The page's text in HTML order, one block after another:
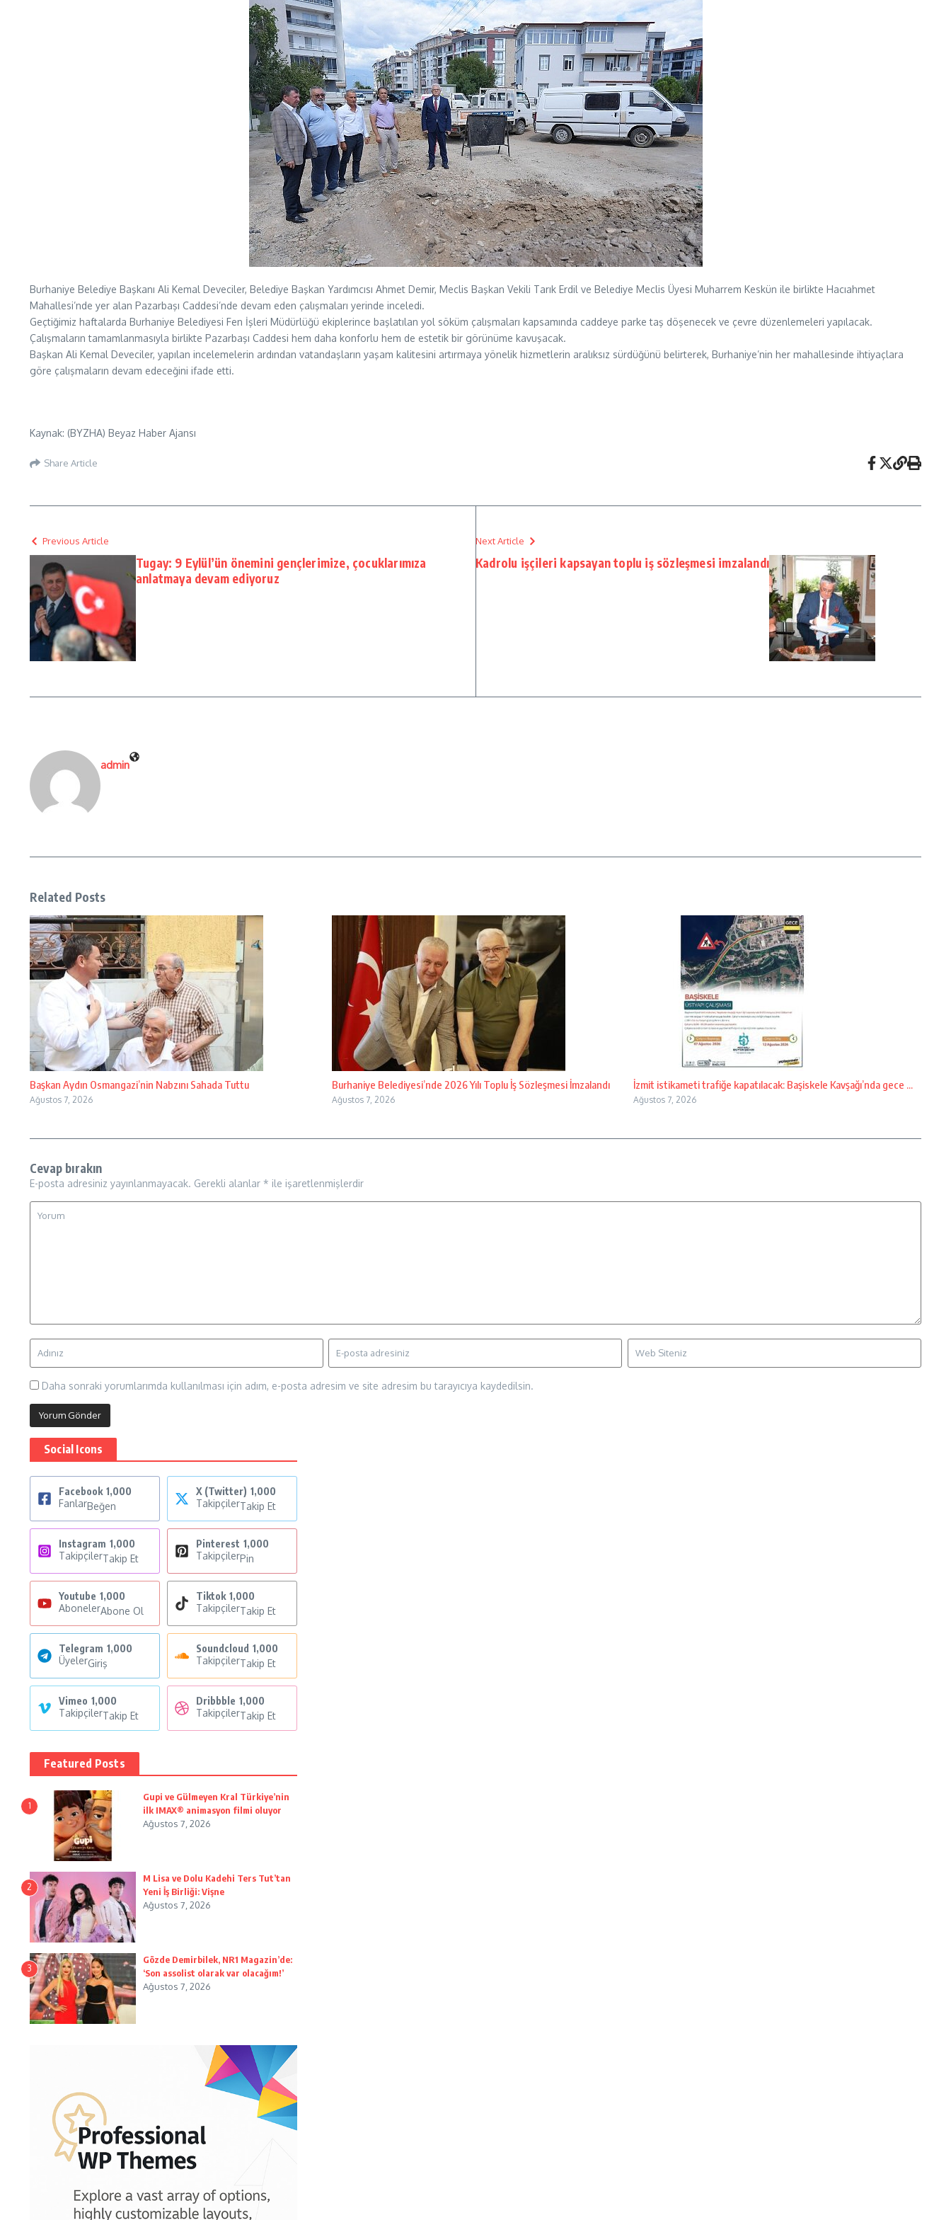
Burhaniye Belediye Başkanı Ali Kemal Deveciler, Belediye Başkan Yardımcısı Ahmet Demir, Meclis Başkan Vekili Tarık Erdil ve Belediye Meclis Üyesi Muharrem Keskün ile birlikte Hacıahmet
Mahallesi’nde yer alan Pazarbaşı Caddesi’nde devam eden çalışmaları yerinde inceledi.
Geçtiğimiz haftalarda Burhaniye Belediyesi Fen İşleri Müdürlüğü ekiplerince başlatılan yol söküm çalışmaları kapsamında caddeye parke taş döşenecek ve çevre düzenlemeleri yapılacak.
Çalışmaların tamamlanmasıyla birlikte Pazarbaşı Caddesi hem daha konforlu hem de estetik bir görünüme kavuşacak.
Başkan Ali Kemal Deveciler, yapılan incelemelerin ardından vatandaşların yaşam kalitesini artırmaya yönelik hizmetlerin aralıksız sürdüğünü belirterek, Burhaniye’nin her mahallesinde ihtiyaçlara
göre çalışmaların devam edeceğini ifade etti.
Kaynak: (BYZHA) Beyaz Haber Ajansı
Share Article
Previous Article
Tugay: 9 Eylül’ün önemini gençlerimize, çocuklarımıza
anlatmaya devam ediyoruz
Next Article
Kadrolu işçileri kapsayan toplu iş sözleşmesi imzalandı
admin
Related Posts
Başkan Aydın Osmangazi’nin Nabzını Sahada Tuttu
Ağustos 7, 2026
Burhaniye Belediyesi’nde 2026 Yılı Toplu İş Sözleşmesi İmzalandı
Ağustos 7, 2026
İzmit istikameti trafiğe kapatılacak: Başiskele Kavşağı’nda gece ...
Ağustos 7, 2026
Cevap bırakın
E-posta adresiniz yayınlanmayacak. Gerekli alanlar * ile işaretlenmişlerdir
Daha sonraki yorumlarımda kullanılması için adım, e-posta adresim ve site adresim bu tarayıcıya kaydedilsin.
Social Icons
Facebook 1,000
FanlarBeğen
X (Twitter) 1,000
TakipçilerTakip Et
Instagram 1,000
TakipçilerTakip Et
Pinterest 1,000
TakipçilerPin
Youtube 1,000
AbonelerAbone Ol
Tiktok 1,000
TakipçilerTakip Et
Telegram 1,000
ÜyelerGiriş
Soundcloud 1,000
TakipçilerTakip Et
Vimeo 1,000
TakipçilerTakip Et
Dribbble 1,000
TakipçilerTakip Et
Featured Posts
1
Gupi ve Gülmeyen Kral Türkiye’nin
ilk IMAX® animasyon filmi oluyor
Ağustos 7, 2026
2
M Lisa ve Dolu Kadehi Ters Tut’tan
Yeni İş Birliği: Vişne
Ağustos 7, 2026
3
Gözde Demirbilek, NR1 Magazin’de:
‘Son assolist olarak var olacağım!’
Ağustos 7, 2026